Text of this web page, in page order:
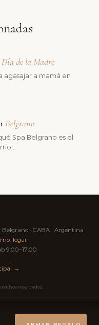
Día de la Madre
agasajar a mamá en
Belgrano
Spa Belgrano es el
Belgrano · CABA · Argentina
llegar
9:00–17:00
→
reservados.